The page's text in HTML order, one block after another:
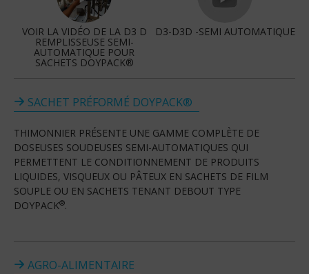
VOIR LA VIDÉO DE LA D3 D
REMPLISSEUSE SEMI-
AUTOMATIQUE POUR
SACHETS DOYPACK®
D3-D3D -SEMI AUTOMATIQUE
SACHET PRÉFORMÉ DOYPACK®
THIMONNIER PRÉSENTE UNE GAMME COMPLÈTE DE
DOSEUSES SOUDEUSES SEMI-AUTOMATIQUES QUI
PERMETTENT LE CONDITIONNEMENT DE PRODUITS
LIQUIDES, VISQUEUX OU PÂTEUX EN SACHETS DE FILM
SOUPLE OU EN SACHETS TENANT DEBOUT TYPE
DOYPACK®.
AGRO-ALIMENTAIRE